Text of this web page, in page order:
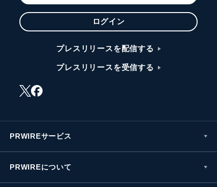
ログイン
プレスリリースを配信する
プレスリリースを受信する
PRWIREサービス
PRWIREについて